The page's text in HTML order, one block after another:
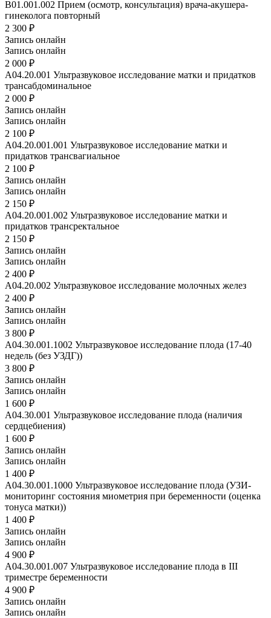
B01.001.002 Прием (осмотр, консультация) врача-акушера-
гинеколога повторный
2 300 ₽
Запись онлайн
Запись онлайн
2 000 ₽
A04.20.001 Ультразвуковое исследование матки и придатков
трансабдоминальное
2 000 ₽
Запись онлайн
Запись онлайн
2 100 ₽
A04.20.001.001 Ультразвуковое исследование матки и
придатков трансвагиальное
2 100 ₽
Запись онлайн
Запись онлайн
2 150 ₽
A04.20.001.002 Ультразвуковое исследование матки и
придатков трансректальное
2 150 ₽
Запись онлайн
Запись онлайн
2 400 ₽
A04.20.002 Ультразвуковое исследование молочных желез
2 400 ₽
Запись онлайн
Запись онлайн
3 800 ₽
A04.30.001.1002 Ультразвуковое исследование плода (17-40
недель (без УЗДГ))
3 800 ₽
Запись онлайн
Запись онлайн
1 600 ₽
A04.30.001 Ультразвуковое исследование плода (наличия
сердцебиения)
1 600 ₽
Запись онлайн
Запись онлайн
1 400 ₽
A04.30.001.1000 Ультразвуковое исследование плода (УЗИ-
мониторинг состояния миометрия при беременности (оценка
тонуса матки))
1 400 ₽
Запись онлайн
Запись онлайн
4 900 ₽
A04.30.001.007 Ультразвуковое исследование плода в III
триместре беременности
4 900 ₽
Запись онлайн
Запись онлайн